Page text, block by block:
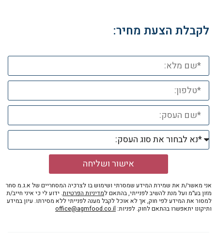
לקבלת הצעת מחיר:
אישור ושליחה
אני מאשר/ת את שמירת המידע שמסרתי ושימוש בו לצרכיה המסחריים של א.ג.מ סחר
מזון בע״מ ועל מנת להשיב לפנייתי, בהתאם למדיניות הפרטיות. ידוע לי כי איני חייב/ת
למסור את המידע לפי חוק, אך לא אוכל לקבל מענה לפנייתי ללא מסירתו. עיון במידע
ותיקונו יתאפשרו בהתאם לחוק. לפניות: office@agmfood.co.il